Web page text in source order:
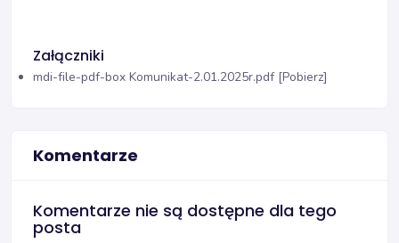
Załączniki
mdi-file-pdf-box Komunikat-2.01.2025r.pdf [Pobierz]
Komentarze
Komentarze nie są dostępne dla tego
posta